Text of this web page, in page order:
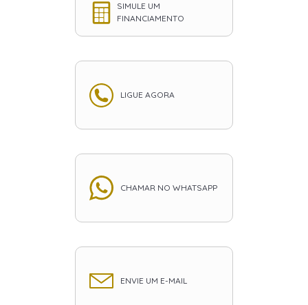
SIMULE UM
FINANCIAMENTO
LIGUE AGORA
CHAMAR NO WHATSAPP
ENVIE UM E-MAIL